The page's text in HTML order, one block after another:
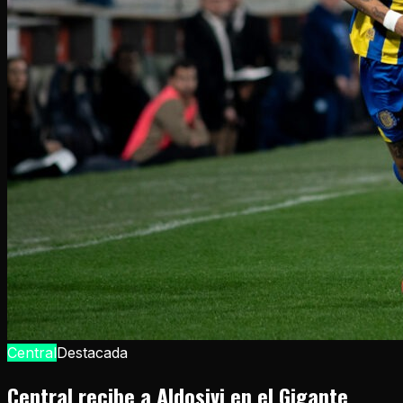
CentralDestacada
Central recibe a Aldosivi en el Gigante